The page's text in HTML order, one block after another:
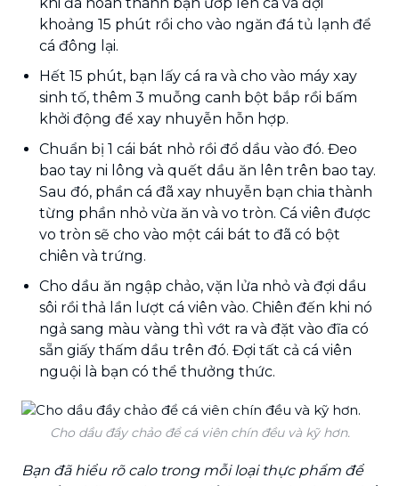
khoảng 15 phút rồi cho vào ngăn đá tủ lạnh để
cá đông lại.
Hết 15 phút, bạn lấy cá ra và cho vào máy xay
sinh tố, thêm 3 muỗng canh bột bắp rồi bấm
khởi động để xay nhuyễn hỗn hợp.
Chuẩn bị 1 cái bát nhỏ rồi đổ dầu vào đó. Đeo
bao tay ni lông và quết dầu ăn lên trên bao tay.
Sau đó, phần cá đã xay nhuyễn bạn chia thành
từng phần nhỏ vừa ăn và vo tròn. Cá viên được
vo tròn sẽ cho vào một cái bát to đã có bột
chiên và trứng.
Cho dầu ăn ngập chảo, vặn lửa nhỏ và đợi dầu
sôi rồi thả lần lượt cá viên vào. Chiên đến khi nó
ngả sang màu vàng thì vớt ra và đặt vào đĩa có
sẵn giấy thấm dầu trên đó. Đợi tất cả cá viên
nguội là bạn có thể thưởng thức.
Cho dầu đầy chảo để cá viên chín đều và kỹ hơn.
Bạn đã hiểu rõ calo trong mỗi loại thực phẩm để